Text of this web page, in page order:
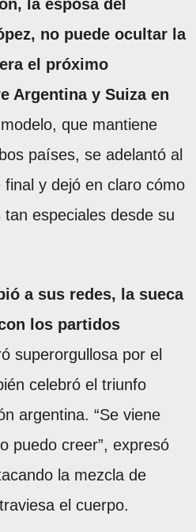
la esposa del
no puede ocultar la
el próximo
Argentina y Suiza en
que mantiene
países, se adelantó al
y dejó en claro cómo
especiales desde su
a sus redes, la sueca
los partidos
superorgullosa por el
celebró el triunfo
argentina. “Se viene
puedo creer”, expresó
la mezcla de
el cuerpo.